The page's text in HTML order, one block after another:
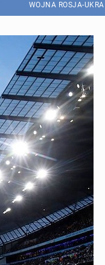
WOJNA ROSJA-